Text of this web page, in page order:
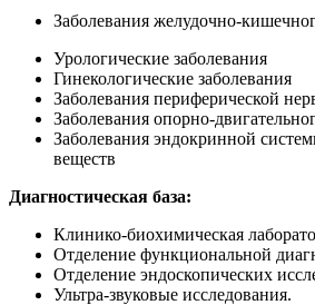
Заболевания желудочно-
Урологические заболевания
Гинекологические заболевания
Заболевания периферической
Заболевания опорно-
Заболевания эндокринной
веществ
Диагностическая база:
Клинико-биохимическая
Отделение функциональной
Отделение эндоскопических
Ультра-звуковые исследования.